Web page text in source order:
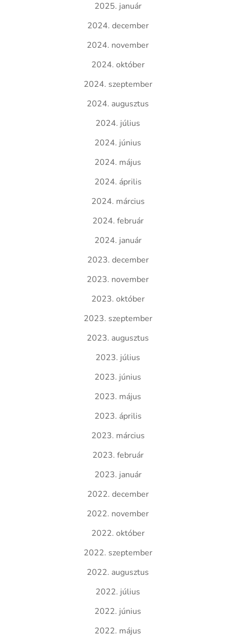
2025. január
2024. december
2024. november
2024. október
2024. szeptember
2024. augusztus
2024. július
2024. június
2024. május
2024. április
2024. március
2024. február
2024. január
2023. december
2023. november
2023. október
2023. szeptember
2023. augusztus
2023. július
2023. június
2023. május
2023. április
2023. március
2023. február
2023. január
2022. december
2022. november
2022. október
2022. szeptember
2022. augusztus
2022. július
2022. június
2022. május